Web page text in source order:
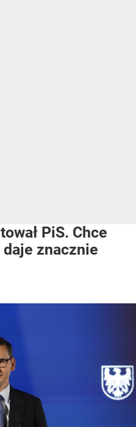
PiS. Chce
znacznie